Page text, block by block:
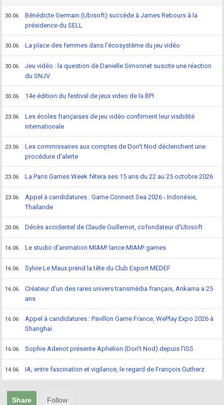
30.06
Bénédicte Germain (Ubisoft) succède à James Rebours à la
présidence du SELL
30.06 La place des femmes dans l'écosystème du jeu vidéo
30.06
Jeu vidéo : la question de Danielle Simonnet suscite une réaction
du SNJV
30.06 14e édition du festival de jeux video de la BPI
23.06
Les écoles françaises de jeu vidéo confirment leur visibilité
internationale
23.06
Les commissaires aux comptes de Don't Nod déclenchent une
procédure d'alerte
23.06 La Paris Games Week fêtera ses 15 ans du 22 au 25 octobre 2026
23.06
Appel à candidatures : Game Connect Sea 2026 - Indonésie,
Thaïlande
20.06 Décès accidentel de Claude Guillemot, cofondateur d'Ubisoft
16.06 Le studio d'animation MIAM! lance MIAM! games
16.06 Sylvie Le Maux prend la tête du Club Esport MEDEF
16.06
Créateur d'un des rares univers transmédia français, Ankama a 25
ans
16.06
Appel à candidatures : Pavillon Game France, WePlay Expo 2026 à
Shanghai
16.06 Sophie Adenot présente Aphelion (Don't Nod) depuis l'ISS
14.06 IA, entre fascination et vigilance, le regard de François Gutherz
Share Follow